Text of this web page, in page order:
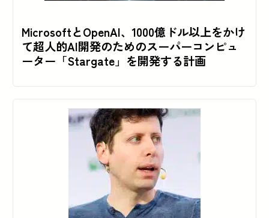
MicrosoftとOpenAI、1000億ドル以上をかけ
て超人的AI開発のためのスーパーコンピュ
ーター「Stargate」を開発する計画